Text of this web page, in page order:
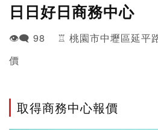
日日好日商務中心
👁️‍🗨️ 98 ♖ 桃園市中壢區延平路
價
取得商務中心報價